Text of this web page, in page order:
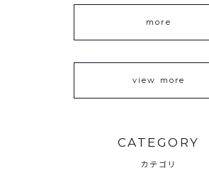
more
view more
CATEGORY
カテゴリ